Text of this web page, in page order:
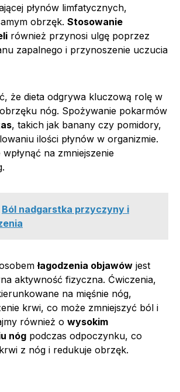
płynów limfatycznych,
obrzęk. Stosowanie
również przynosi ulgę poprzez
zapalnego i przynoszenie uczucia
że dieta odgrywa kluczową rolę w
nóg. Spożywanie pokarmów
, takich jak banany czy pomidory,
ilości płynów w organizmie.
na zmniejszenie
Ból nadgarstka przyczyny i
łagodzenia objawów jest
aktywność fizyczna. Ćwiczenia,
na mięśnie nóg,
krwi, co może zmniejszyć ból i
również o wysokim
nóg podczas odpoczynku, co
z nóg i redukuje obrzęk.